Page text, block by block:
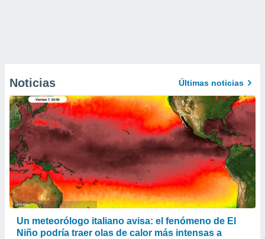
Noticias Últimas noticias
Un meteorólogo italiano avisa: el fenómeno de El
Niño podría traer olas de calor más intensas a